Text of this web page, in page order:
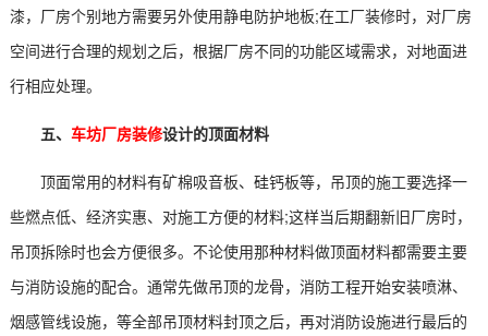
漆，厂房个别地方需要另外使用静电防护地板;在工厂装修时，对厂房
空间进行合理的规划之后，根据厂房不同的功能区域需求，对地面进
行相应处理。
五、 车坊厂房装修设计的顶面材料
顶面常用的材料有矿棉吸音板、硅钙板等，吊顶的施工要选择一
些燃点低、经济实惠、对施工方便的材料;这样当后期翻新旧厂房时，
吊顶拆除时也会方便很多。不论使用那种材料做顶面材料都需要主要
与消防设施的配合。通常先做吊顶的龙骨，消防工程开始安装喷淋、
烟感管线设施，等全部吊顶材料封顶之后，再对消防设施进行最后的